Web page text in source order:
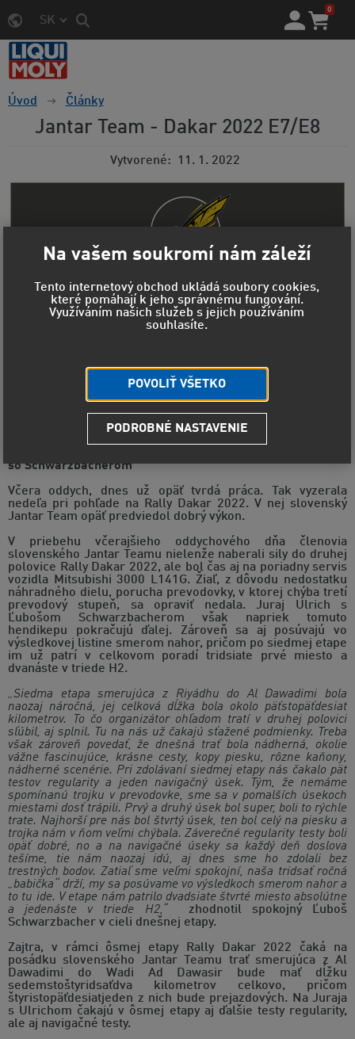
SK
0
Úvod Články
Jantar Team - Dakar 2022 E7/E8
Vytvorené 11. 1. 2022
so Schwarzbacherom
Včera oddych, dnes už opäť tvrdá práca. Tak vyzerala
nedeľa pri pohľade na Rally Dakar 2022. V nej slovenský
Jantar Team opäť predviedol dobrý výkon.
V priebehu včerajšieho oddychového dňa členovia
slovenského Jantar Teamu nielenže naberali sily do druhej
polovice Rally Dakar 2022, ale bol čas aj na poriadny servis
vozidla Mitsubishi 3000 L141G. Žiaľ, z dôvodu nedostatku
náhradného dielu, porucha prevodovky, v ktorej chýba tretí
prevodový stupeň, sa opraviť nedala. Juraj Ulrich s
Ľubošom Schwarzbacherom však napriek tomuto
hendikepu pokračujú ďalej. Zároveň sa aj posúvajú vo
výsledkovej listine smerom nahor, pričom po siedmej etape
im už patrí v celkovom poradí tridsiate prvé miesto a
dvanáste v triede H2.
„Siedma etapa smerujúca z Riyádhu do Al Dawadimi bola
naozaj náročná, jej celková dĺžka bola okolo päťstopäťdesiat
kilometrov. To čo organizátor ohľadom tratí v druhej polovici
sľúbil, aj splnil. Tu na nás už čakajú sťažené podmienky. Treba
však zároveň povedať, že dnešná trať bola nádherná, okolie
vážne fascinujúce, krásne cesty, kopy piesku, rôzne kaňony,
nádherné scenérie. Pri zdolávaní siedmej etapy nás čakalo päť
testov regularity a jeden navigačný úsek. Tým, že nemáme
spomínanú trojku v prevodovke, sme sa v pomalších úsekoch
miestami dosť trápili. Prvý a druhý úsek bol super, boli to rýchle
trate. Najhorší pre nás bol štvrtý úsek, ten bol celý na piesku a
trojka nám v ňom veľmi chýbala. Záverečné regularity testy boli
opäť dobré, no a na navigačné úseky sa každý deň doslova
tešíme, tie nám naozaj idú, aj dnes sme ho zdolali bez
trestných bodov. Zatiaľ sme veľmi spokojní, naša tridsať ročná
„babička“ drží, my sa posúvame vo výsledkoch smerom nahor a
to tu ide. V etape nám patrilo dvadsiate štvrté miesto absolútne
a jedenáste v triede H2,“zhodnotil spokojný Ľuboš
Schwarzbacher v cieli dnešnej etapy.
Zajtra, v rámci ôsmej etapy Rally Dakar 2022 čaká na
posádku slovenského Jantar Teamu trať smerujúca z Al
Dawadimi do Wadi Ad Dawasir bude mať dĺžku
sedemstoštyridsaťdva kilometrov celkovo, pričom
štyristopäťdesiatjeden z nich bude prejazdových. Na Juraja
s Ulrichom čakajú v ôsmej etapy aj ďalšie testy regularity,
ale aj navigačné testy.
Na vašem soukromí nám záleží
Tento internetový obchod ukládá soubory cookies,
které pomáhají k jeho správnému fungování.
Využíváním našich služeb s jejich používáním
souhlasíte.
POVOLIŤ VŠETKO
PODROBNÉ NASTAVENIE